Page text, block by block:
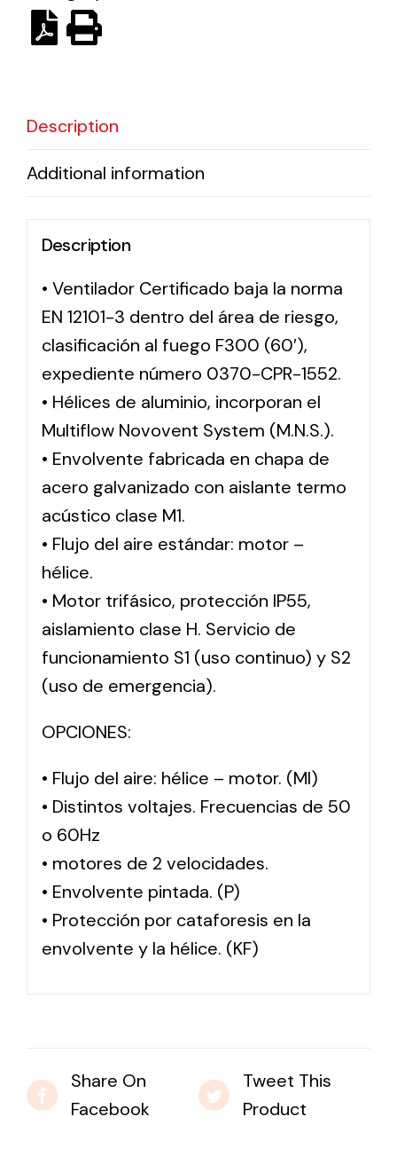
Solar lighting
Variety of solar solutions for all kinds of needs.
Description
Additional information
Description
• Ventilador Certificado baja la norma
EN 12101-3 dentro del área de riesgo,
clasificación al fuego F300 (60′),
expediente número 0370-CPR-1552.
• Hélices de aluminio, incorporan el
Multiflow Novovent System (M.N.S.).
• Envolvente fabricada en chapa de
acero galvanizado con aislante termo
acústico clase M1.
• Flujo del aire estándar: motor –
hélice.
• Motor trifásico, protección IP55,
aislamiento clase H. Servicio de
funcionamiento S1 (uso continuo) y S2
(uso de emergencia).
OPCIONES:
• Flujo del aire: hélice – motor. (MI)
• Distintos voltajes. Frecuencias de 50
o 60Hz
• motores de 2 velocidades.
• Envolvente pintada. (P)
• Protección por cataforesis en la
envolvente y la hélice. (KF)
Share On
Facebook
Tweet This
Product